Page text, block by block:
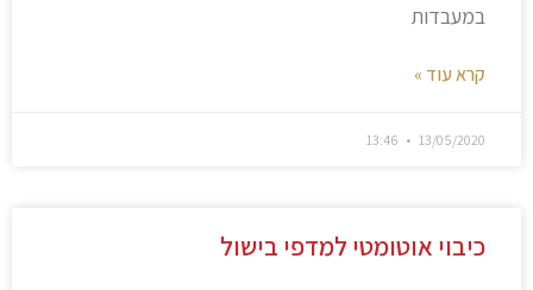
במעבדות
קרא עוד »
13/05/2020
כיבוי אוטומטי למדפי בישול